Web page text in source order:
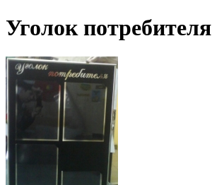
Уголок потребителя